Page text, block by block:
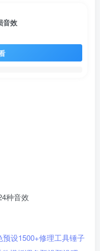
音效
种音效